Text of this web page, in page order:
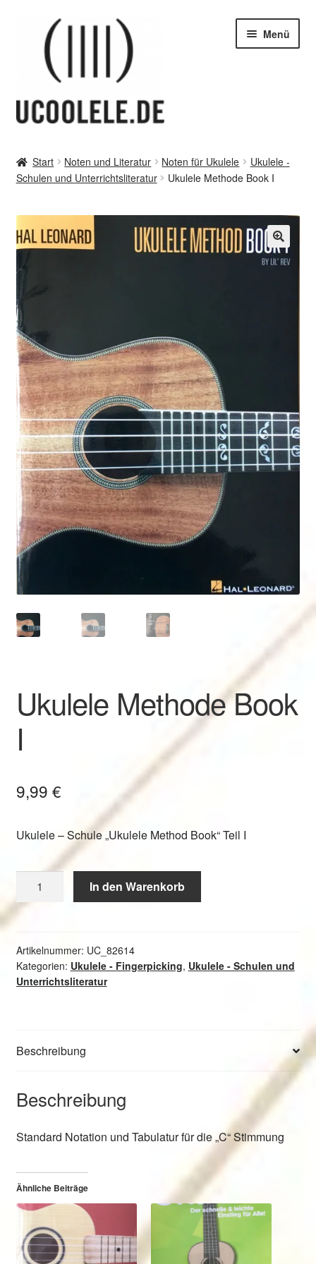
Navigation
springen
springen
Menü
Tipps
SHOP
öffnen
vor Ort – in Leipzig
Start Noten und Literatur Noten für Ukulele
Ukulele -
Schulen und Unterrichtsliteratur
Ukulele Methode Book I
Ukulele Methode Book
I
9,99 €
Ukulele – Schule „Ukulele Method Book“ Teil I
Ukulele
Methode
Book
Menge
In den Warenkorb
Artikelnummer: UC_82614
Kategorien: Ukulele - Fingerpicking, Ukulele - Schulen und
Unterrichtsliteratur
Beschreibung
Beschreibung
Standard Notation und Tabulatur für die „C“ Stimmung
Ähnliche Beiträge